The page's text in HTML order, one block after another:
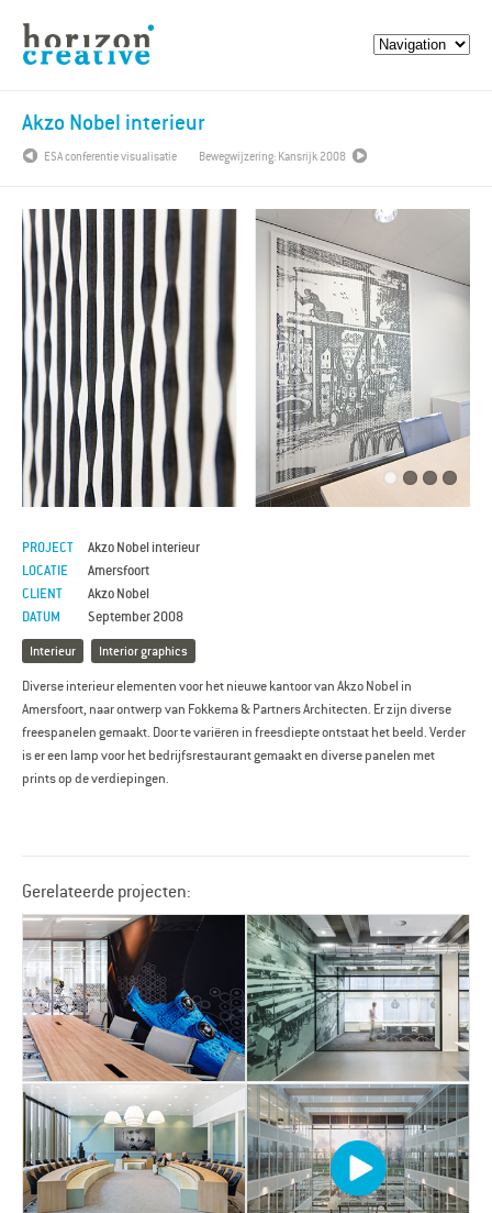
Akzo Nobel interieur
ESA conferentie visualisatie Bewegwijzering: Kansrijk 2008
PROJECT
Akzo Nobel interieur
LOCATIE
Amersfoort
CLIENT
Akzo Nobel
DATUM
September 2008
Interieur Interior graphics
Diverse interieur elementen voor het nieuwe kantoor van Akzo Nobel in
Amersfoort, naar ontwerp van Fokkema & Partners Architecten. Er zijn diverse
freespanelen gemaakt. Door te variëren in freesdiepte ontstaat het beeld. Verder
is er een lamp voor het bedrijfsrestaurant gemaakt en diverse panelen met
prints op de verdiepingen.
Gerelateerde projecten: